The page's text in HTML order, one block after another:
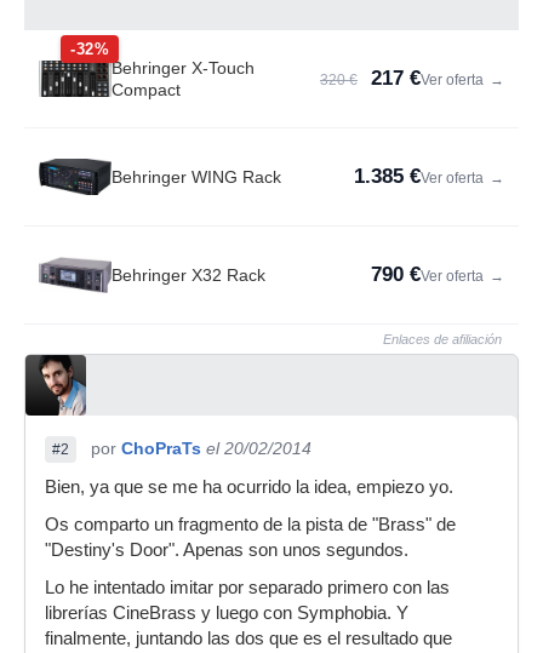
-32%
Behringer X-Touch
Compact
320 € 217 €Ver oferta →
Behringer WING Rack 1.385 €Ver oferta →
Behringer X32 Rack 790 €Ver oferta →
Enlaces de afiliación
#2 por ChoPraTs el 20/02/2014
Bien, ya que se me ha ocurrido la idea, empiezo yo.
Os comparto un fragmento de la pista de "Brass" de
"Destiny's Door". Apenas son unos segundos.
Lo he intentado imitar por separado primero con las
librerías CineBrass y luego con Symphobia. Y
finalmente, juntando las dos que es el resultado que